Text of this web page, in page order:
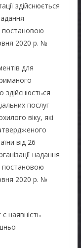
здійснюється
постановою
2020 р. №
для
здійснюється
послуг
віку, які
від 26
надання
постановою
2020 р. №
наявність